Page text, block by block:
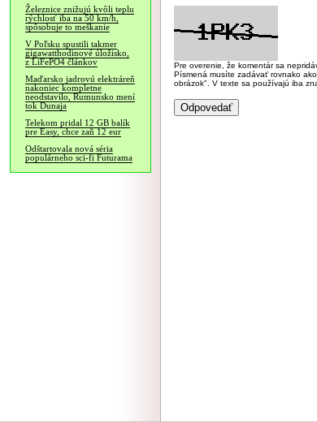
Železnice znižujú kvôli teplu
rýchlosť iba na 50 km/h,
spôsobuje to meškanie
V Poľsku spustili takmer
gigawatthodinové úložisko,
z LiFePO4 článkov
Maďarsko jadrovú elektráreň
nakoniec kompletne
neodstavilo, Rumunsko mení
tok Dunaja
Telekom pridal 12 GB balík
pre Easy, chce zaň 12 eur
Odštartovala nová séria
populárneho sci-fi Futurama
Pre overenie, že komentár sa
Písmená musíte zadávať rovnako
obrázok". V texte sa používajú iba